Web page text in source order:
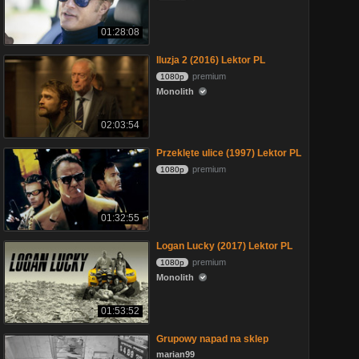
01:28:08
02:03:54
Iluzja 2 (2016) Lektor PL
1080p
premium
Monolith
01:32:55
Przeklęte ulice (1997) Lektor PL
1080p premium
01:53:52
Logan Lucky (2017) Lektor PL
1080p
premium
Monolith
Grupowy napad na sklep
marian99